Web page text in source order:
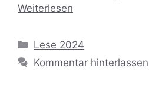
Weiterlesen
Kategorien
Lese 2024
Kommentar hinterlassen